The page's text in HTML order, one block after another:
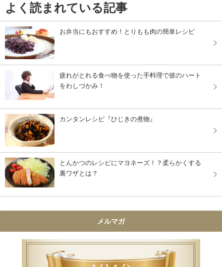
よく読まれている記事
お弁当にもおすすめ！とりもも肉の簡単レシピ
疲れがとれる食べ物を使った手料理で彼のハート
をわしづかみ！
カンタンレシピ『ひじきの煮物』
とんかつのレシピにマヨネーズ！？柔らかくする
裏ワザとは？
メルマガ